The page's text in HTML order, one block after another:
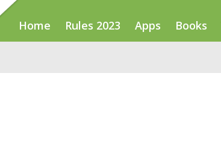
Home Rules 2023 Apps Books